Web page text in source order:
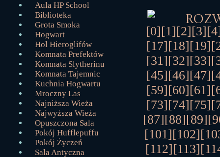
Aula HP School
Biblioteka
Grota Smoka
Hogwart
Hol Hieroglifów
Komnata Prefektów
Komnata Slytherinu
Komnata Tajemnic
Kuchnia Hogwartu
Mroczny Las
Najniższa Wieża
Najwyższa Wieża
Opuszczona Sala
Pokój Hufflepuffu
Pokój Życzeń
Sala Antyczna
[0][1][2][3]
[17][18][19]
[31][32][33]
[45][46][47]
[59][60][61]
[73][74][75]
[87][88][89]
[101][102]
[112][113]